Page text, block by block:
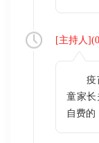
[主持人](
疫
童家长
自费的